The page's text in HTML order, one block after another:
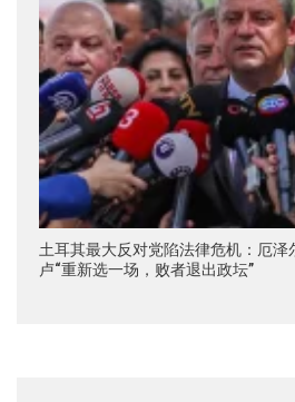
土耳其最大反对党陷法律危机：厄泽
卢“重新选一场，败者退出政坛”